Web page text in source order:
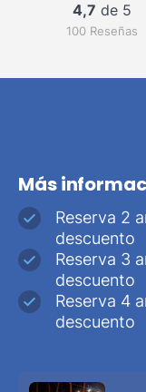
4,7 de 5
100 Reseñas
Más
Reserva 2
descuento
Reserva 3
descuento
Reserva 4
descuento